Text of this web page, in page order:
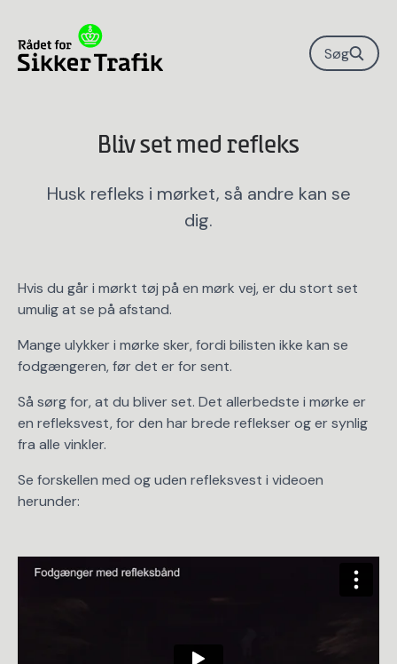
Søg
Bliv set med refleks
Husk refleks i mørket, så andre kan se
dig.
Hvis du går i mørkt tøj på en mørk vej, er du stort set
umulig at se på afstand.
Mange ulykker i mørke sker, fordi bilisten ikke kan se
fodgængeren, før det er for sent.
Så sørg for, at du bliver set. Det allerbedste i mørke er
en refleksvest, for den har brede reflekser og er synlig
fra alle vinkler.
Se forskellen med og uden refleksvest i videoen
herunder: